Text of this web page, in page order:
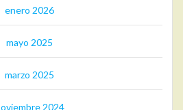
enero 2026
mayo 2025
marzo 2025
2024